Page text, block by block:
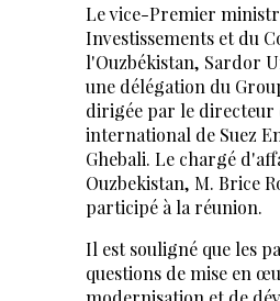
Le vice-Premier
Investissements et du
l'Ouzbékistan, Sardor
une délégation du
dirigée par le directeur
international de Suez
Ghebali. Le chargé
Ouzbekistan, M. Brice
participé à la réunion.
Il est souligné que les
questions de mise en